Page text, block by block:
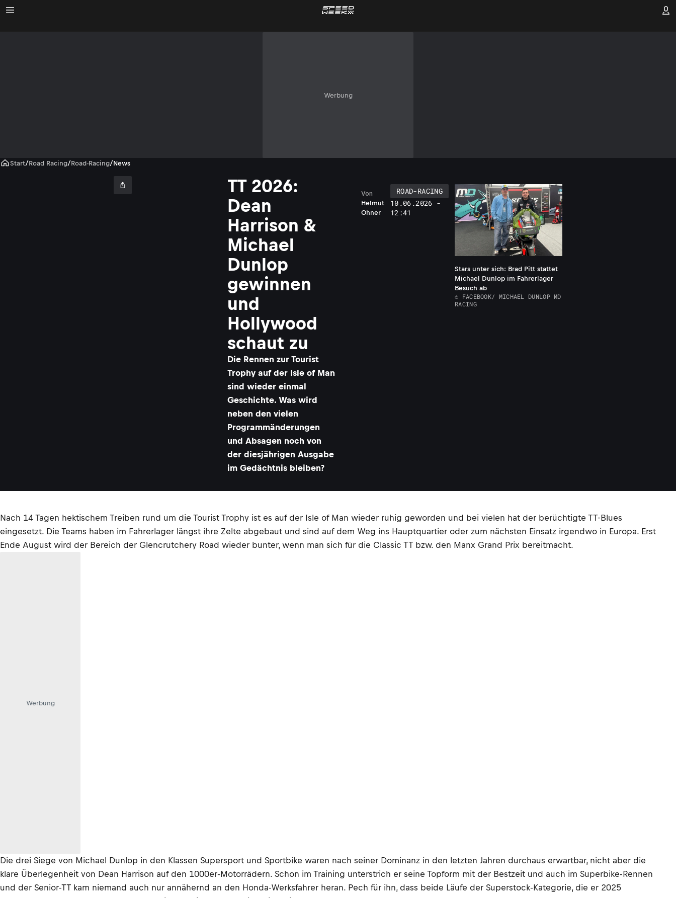
Werbung
Start/Road Racing/Road-Racing/News
TT 2026:
Dean
Harrison &
Michael
Dunlop
gewinnen
und
Hollywood
schaut zu
Die Rennen zur Tourist
Trophy auf der Isle of Man
sind wieder einmal
Geschichte. Was wird
neben den vielen
Programmänderungen
und Absagen noch von
der diesjährigen Ausgabe
im Gedächtnis bleiben?
Helmut
Ohner
Von
ROAD-RACING
10.06.2026 -
12:41
Stars unter sich: Brad Pitt stattet
Michael Dunlop im Fahrerlager
Besuch ab
© FACEBOOK/ MICHAEL DUNLOP MD
RACING
Nach 14 Tagen hektischem Treiben rund um die Tourist Trophy ist es auf der Isle of Man wieder ruhig geworden und bei vielen hat der berüchtigte TT-Blues
eingesetzt. Die Teams haben im Fahrerlager längst ihre Zelte abgebaut und sind auf dem Weg ins Hauptquartier oder zum nächsten Einsatz irgendwo in Europa. Erst
Ende August wird der Bereich der Glencrutchery Road wieder bunter, wenn man sich für die Classic TT bzw. den Manx Grand Prix bereitmacht.
Werbung
Die drei Siege von Michael Dunlop in den Klassen Supersport und Sportbike waren nach seiner Dominanz in den letzten Jahren durchaus erwartbar, nicht aber die
klare Überlegenheit von Dean Harrison auf den 1000er-Motorrädern. Schon im Training unterstrich er seine Topform mit der Bestzeit und auch im Superbike-Rennen
und der Senior-TT kam niemand auch nur annähernd an den Honda-Werksfahrer heran. Pech für ihn, dass beide Läufe der Superstock-Kategorie, die er 2025